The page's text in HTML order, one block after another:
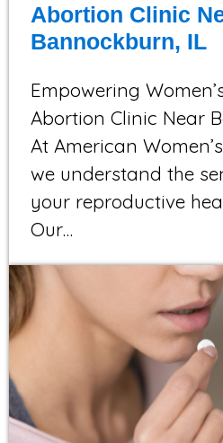
Abortion Clinic
Bannockburn, IL
Empowering
Abortion Clinic Near
At American
we understand the
your reproductive
Our…